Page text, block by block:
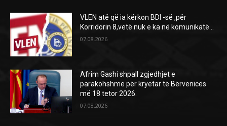
VLEN atë që ia kërkon BDI -së ,për
Korridorin 8,vetë nuk e ka në komunikatë…
07.08.2026
Afrim Gashi shpall zgjedhjet e
parakohshme për kryetar të Bërvenicës
më 18 tetor 2026.
07.08.2026